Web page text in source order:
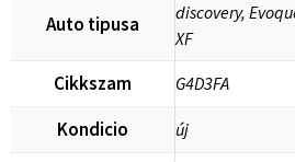
Auto tipusa
discovery,
XF
Cikkszam G4D3FA
Kondicio új